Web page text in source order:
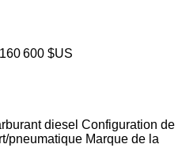
600 $US
diesel Configuration de
pneumatique Marque de la